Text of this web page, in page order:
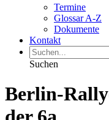
Termine
Glossar A-Z
Dokumente
Kontakt
Suchen
Berlin-